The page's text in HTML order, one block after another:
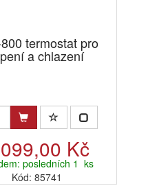
termostat pro
a chlazení
Kč
posledních 1 ks
Kód: 85741